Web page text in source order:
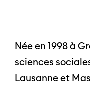
Née en 1998 à
sciences
Lausanne et